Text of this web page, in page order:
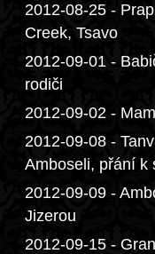
2012-08-25 -
Creek, Tsavo
2012-09-01 -
rodiči
2012-09-02 -
2012-09-08 -
Amboseli, přání k
2012-09-09 -
Jizerou
2012-09-15 -